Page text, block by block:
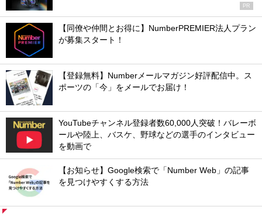
PR
【同僚や仲間とお得に】NumberPREMIER法人プラン
が募集スタート！
【登録無料】Numberメールマガジン好評配信中。ス
ポーツの「今」をメールでお届け！
YouTubeチャンネル登録者数60,000人突破！バレーボ
ールや陸上、バスケ、野球などの選手のインタビュー
を動画で
【お知らせ】Google検索で「Number Web」の記事
を見つけやすくする方法